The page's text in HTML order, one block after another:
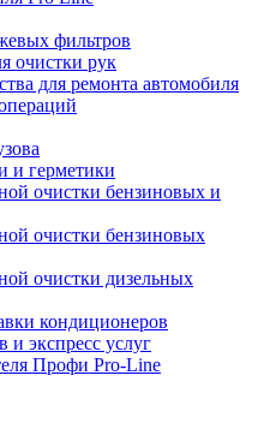
фильтров
очистки рук
для ремонта автомобиля
и герметики
очистки бензиновых и
очистки бензиновых
очистки дизельных
кондиционеров
и экспресс услуг
Профи Pro-Line